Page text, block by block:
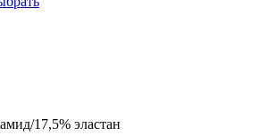
17,5% эластан